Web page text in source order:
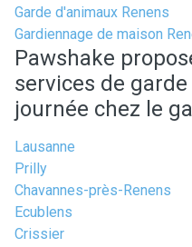
Garde d'animaux Renens
Gardiennage de maison
Pawshake
services de
journée chez le
Lausanne
Prilly
Chavannes-près-Renens
Ecublens
Crissier